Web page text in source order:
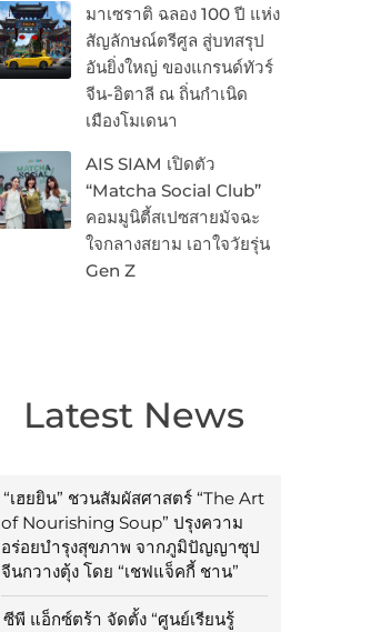
มาเซราติ ฉลอง 100 ปี แห่ง
สัญลักษณ์ตรีศูล สู่บทสรุป
อันยิ่งใหญ่ ของแกรนด์ทัวร์
จีน-อิตาลี ณ ถิ่นกำเนิด
เมืองโมเดนา
AIS SIAM เปิดตัว
“Matcha Social Club”
คอมมูนิตี้สเปซสายมัจฉะ
ใจกลางสยาม เอาใจวัยรุ่น
Gen Z
Latest News
“เฮยยิน” ชวนสัมผัสศาสตร์ “The Art
of Nourishing Soup” ปรุงความ
อร่อยบำรุงสุขภาพ จากภูมิปัญญาซุป
จีนกวางตุ้ง โดย “เชฟแจ็คกี้ ชาน”
ซีพี แอ็กซ์ตร้า จัดตั้ง “ศูนย์เรียนรู้